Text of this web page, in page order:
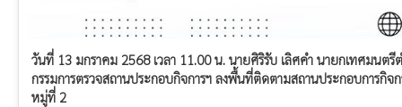
วันที่ 13 มกราคม 2568 เวลา 11.00 น. นายศิริรับ เลิศคำ นายกเทศมน
กรรมการตรวจสถานประกอบกิจการฯ ลงพื้นที่ติดตามสถานประกอบการกิ
หมู่ที่ 2